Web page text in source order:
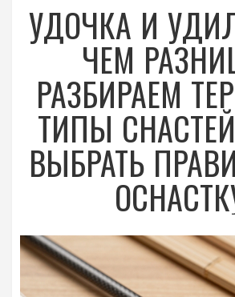
УДОЧКА И
ЧЕМ
РАЗБИРАЕМ
ТИПЫ
ВЫБРАТЬ